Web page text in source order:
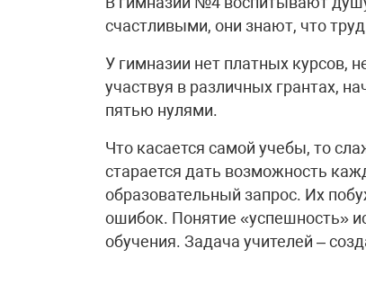
счастливыми, они знают, что
У гимназии нет платных курсов,
участвуя в различных грантах,
пятью нулями.
Что касается самой учебы, то
старается дать возможность
образовательный запрос. Их
ошибок. Понятие «успешность»
обучения. Задача учителей –